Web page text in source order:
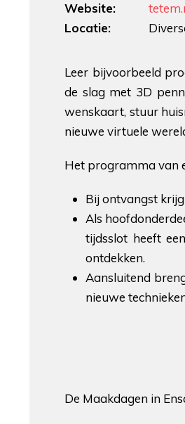
Website:
Locatie:
Leer bijvoorbeeld
de slag met 3D
wenskaart, stuur
nieuwe virtuele
Het programma van
Bij ontvangst
Als
tijdsslot heeft
ontdekken.
Aansluitend
nieuwe
De Maakdagen in